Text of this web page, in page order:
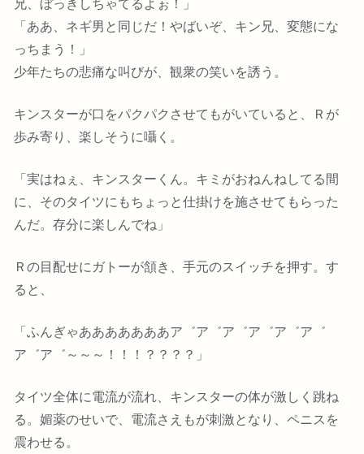
「ああ、ネギ男と同じだ！やばいぞ、キン兄、変態にな
っちまう！」
少年たちの悲痛な叫びが、観衆の笑いを誘う。
キンスターが口をパクパクさせてもがいていると、Ｒが
歩み寄り、楽しそうに囁く。
「実はねぇ、キンスターくん。キミがおねんねしてる間
に、そのタイツにもちょっと仕掛けを施させてもらった
んだ。存分に楽しんでね」
Ｒの目配せにガトーが頷き、手元のスイッチを押す。す
ると、
「ふんぎゃあああああああア゛ア゛ア゛ア゛ア゛ア゛
ア゛ア゛～～～！！！？？？？」
タイツ全体に電流が流れ、キンスターの体が激しく跳ね
る。媚薬のせいで、電流さえもが刺激となり、ペニスを
震わせる。